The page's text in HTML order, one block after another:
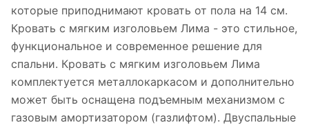
которые приподнимают кровать от пола на 14 см.
Кровать с мягким изголовьем Лима - это стильное,
функциональное и современное решение для
спальни. Кровать с мягким изголовьем Лима
комплектуется металлокаркасом и дополнительно
может быть оснащена подъемным механизмом с
газовым амортизатором (газлифтом). Двуспальные